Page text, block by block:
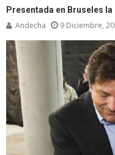
Presentada en Bruseles
Andecha 9 Diciembre,